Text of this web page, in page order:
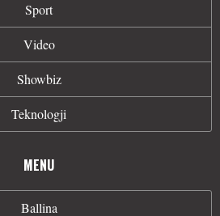
Sport
Video
Showbiz
Teknologji
MENU
Ballina